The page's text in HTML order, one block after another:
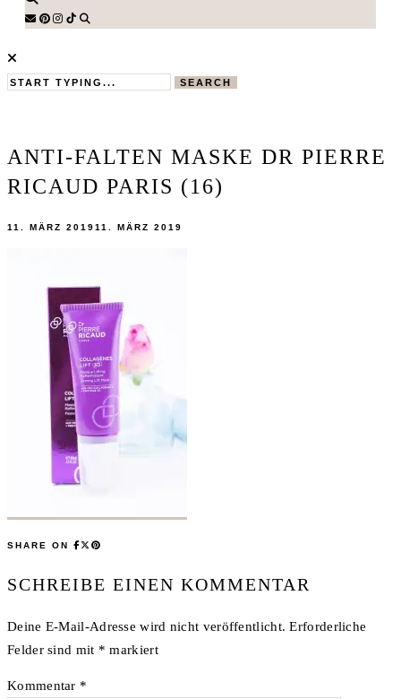
SEARCH
ANTI-FALTEN MASKE DR PIERRE
RICAUD PARIS (16)
11. MÄRZ 201911. MÄRZ 2019
SHARE ON
SCHREIBE EINEN KOMMENTAR
Deine E-Mail-Adresse wird nicht veröffentlicht. Erforderliche
Felder sind mit * markiert
Kommentar *